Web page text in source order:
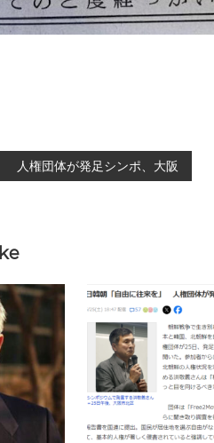
人権団体が発足シンポ、大阪